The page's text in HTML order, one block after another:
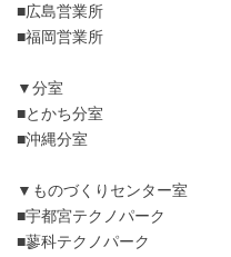
■広島営業所
■福岡営業所
▼分室
■とかち分室
■沖縄分室
▼ものづくりセンター室
■宇都宮テクノパーク
■蓼科テクノパーク